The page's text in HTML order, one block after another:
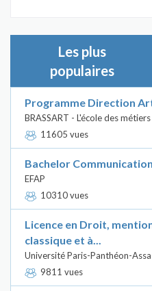
Les plus
populaires
Programme Direction
BRASSART - L'école des métiers
11605 vues
Bachelor
EFAP
10310 vues
Licence en Droit,
classique et à...
Université Paris-Panthéon-
9811 vues